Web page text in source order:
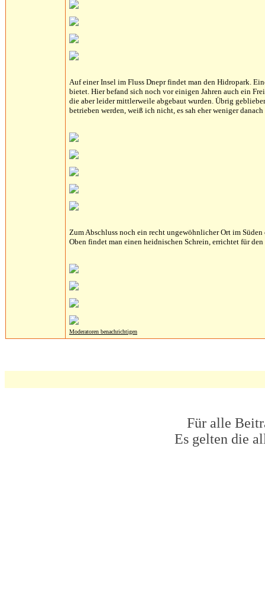
Auf einer Insel im Fluss Dnepr findet man den Hidropark.
bietet. Hier befand sich noch vor einigen Jahren auch ein
die aber leider mittlerweile abgebaut wurden. Übrig
betrieben werden, weiß ich nicht, es sah eher weniger danach
Zum Abschluss noch ein recht ungewöhnlicher Ort im
Oben findet man einen heidnischen Schrein, errichtet für
Moderatoren benachrichtigen
Für alle
Es gelten die